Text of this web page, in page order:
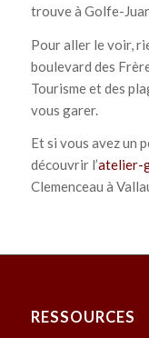
trouve à Golfe-
Pour aller le voir,
boulevard des
Tourisme et des
vous garer.
Et si vous avez un
découvrir l’atelier-
Clemenceau à
RESSOURCES